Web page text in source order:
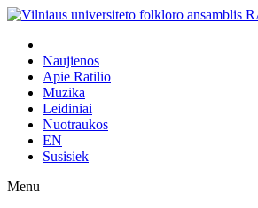
Naujienos
Apie Ratilio
Muzika
Leidiniai
Nuotraukos
EN
Susisiek
Menu